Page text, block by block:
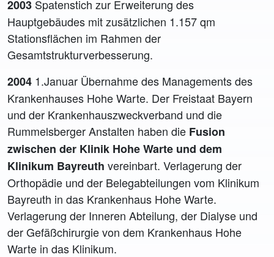
2003 Spatenstich zur Erweiterung des
Hauptgebäudes mit zusätzlichen 1.157 qm
Stationsflächen im Rahmen der
Gesamtstrukturverbesserung.
2004 1.Januar Übernahme des Managements des
Krankenhauses Hohe Warte. Der Freistaat Bayern
und der Krankenhauszweckverband und die
Rummelsberger Anstalten haben die Fusion
zwischen der Klinik Hohe Warte und dem
Klinikum Bayreuth vereinbart. Verlagerung der
Orthopädie und der Belegabteilungen vom Klinikum
Bayreuth in das Krankenhaus Hohe Warte.
Verlagerung der Inneren Abteilung, der Dialyse und
der Gefäßchirurgie von dem Krankenhaus Hohe
Warte in das Klinikum.